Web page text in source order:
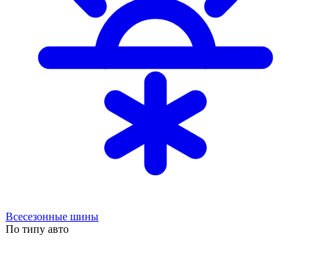
Всесезонные шины
По типу авто